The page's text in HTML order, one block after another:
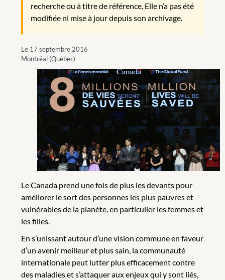
recherche ou à titre de référence. Elle n’a pas été
modifiée ni mise à jour depuis son archivage.
Le 17 septembre 2016
Montréal (Québec)
Le Canada prend une fois de plus les devants pour
améliorer le sort des personnes les plus pauvres et
vulnérables de la planète, en particulier les femmes et
les filles.
En s’unissant autour d’une vision commune en faveur
d’un avenir meilleur et plus sain, la communauté
internationale peut lutter plus efficacement contre
des maladies et s’attaquer aux enjeux qui y sont liés,